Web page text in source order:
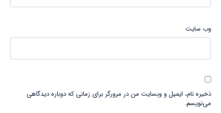
وب‌ سایت
ذخیره نام، ایمیل و وبسایت من در مرورگر برای زمانی که دوباره دیدگاهی
می‌نویسم.